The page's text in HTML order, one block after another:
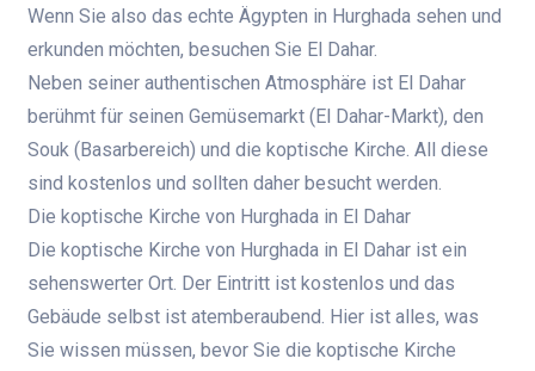
Wenn Sie also das echte Ägypten in Hurghada sehen und
erkunden möchten, besuchen Sie El Dahar.
Neben seiner authentischen Atmosphäre ist El Dahar
berühmt für seinen Gemüsemarkt (El Dahar-Markt), den
Souk (Basarbereich) und die koptische Kirche. All diese
sind kostenlos und sollten daher besucht werden.
Die koptische Kirche von Hurghada in El Dahar
Die koptische Kirche von Hurghada in El Dahar ist ein
sehenswerter Ort. Der Eintritt ist kostenlos und das
Gebäude selbst ist atemberaubend. Hier ist alles, was
Sie wissen müssen, bevor Sie die koptische Kirche